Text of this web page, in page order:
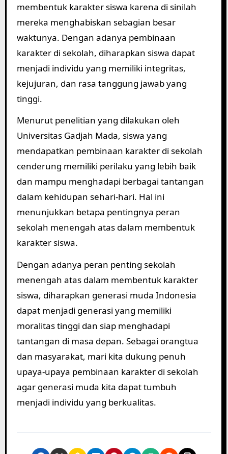
membentuk karakter siswa karena di sinilah
mereka menghabiskan sebagian besar
waktunya. Dengan adanya pembinaan
karakter di sekolah, diharapkan siswa dapat
menjadi individu yang memiliki integritas,
kejujuran, dan rasa tanggung jawab yang
tinggi.
Menurut penelitian yang dilakukan oleh
Universitas Gadjah Mada, siswa yang
mendapatkan pembinaan karakter di sekolah
cenderung memiliki perilaku yang lebih baik
dan mampu menghadapi berbagai tantangan
dalam kehidupan sehari-hari. Hal ini
menunjukkan betapa pentingnya peran
sekolah menengah atas dalam membentuk
karakter siswa.
Dengan adanya peran penting sekolah
menengah atas dalam membentuk karakter
siswa, diharapkan generasi muda Indonesia
dapat menjadi generasi yang memiliki
moralitas tinggi dan siap menghadapi
tantangan di masa depan. Sebagai orangtua
dan masyarakat, mari kita dukung penuh
upaya-upaya pembinaan karakter di sekolah
agar generasi muda kita dapat tumbuh
menjadi individu yang berkualitas.